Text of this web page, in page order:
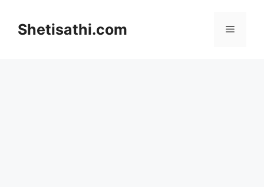
contentShetisathi.com Menu